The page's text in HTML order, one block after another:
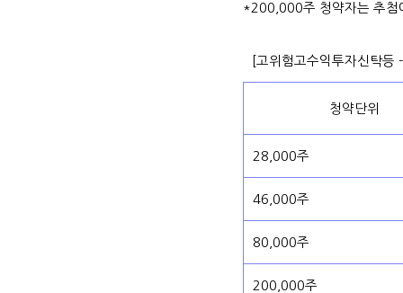
*200,000주 청약자는 추첨
[고위험고수익투자신탁
청약단위
28,000주
46,000주
80,000주
200,000주